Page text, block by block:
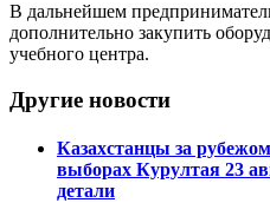
В дальнейшем
дополнительно закупить
учебного центра.
Другие новости
Казахстанцы за
выборах Курултая 23
детали